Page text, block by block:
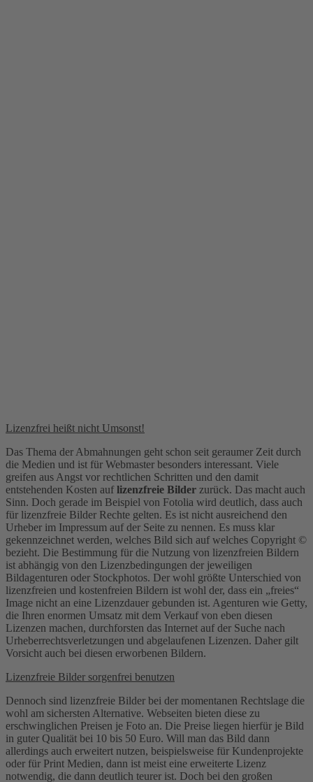
Lizenzfrei heißt nicht Umsonst!
Das Thema der Abmahnungen geht schon seit geraumer Zeit durch
die Medien und ist für Webmaster besonders interessant. Viele
greifen aus Angst vor rechtlichen Schritten und den damit
entstehenden Kosten auf lizenzfreie Bilder zurück. Das macht auch
Sinn. Doch gerade im Beispiel von Fotolia wird deutlich, dass auch
für lizenzfreie Bilder Rechte gelten. Es ist nicht ausreichend den
Urheber im Impressum auf der Seite zu nennen. Es muss klar
gekennzeichnet werden, welches Bild sich auf welches Copyright ©
bezieht. Die Bestimmung für die Nutzung von lizenzfreien Bildern
ist abhängig von den Lizenzbedingungen der jeweiligen
Bildagenturen oder Stockphotos. Der wohl größte Unterschied von
lizenzfreien und kostenfreien Bildern ist wohl der, dass ein „freies“
Image nicht an eine Lizenzdauer gebunden ist. Agenturen wie Getty,
die Ihren enormen Umsatz mit dem Verkauf von eben diesen
Lizenzen machen, durchforsten das Internet auf der Suche nach
Urheberrechtsverletzungen und abgelaufenen Lizenzen. Daher gilt
Vorsicht auch bei diesen erworbenen Bildern.
Lizenzfreie Bilder sorgenfrei benutzen
Dennoch sind lizenzfreie Bilder bei der momentanen Rechtslage die
wohl am sichersten Alternative. Webseiten bieten diese zu
erschwinglichen Preisen je Foto an. Die Preise liegen hierfür je Bild
in guter Qualität bei 10 bis 50 Euro. Will man das Bild dann
allerdings auch erweitert nutzen, beispielsweise für Kundenprojekte
oder für Print Medien, dann ist meist eine erweiterte Lizenz
notwendig, die dann deutlich teurer ist. Doch bei den großen